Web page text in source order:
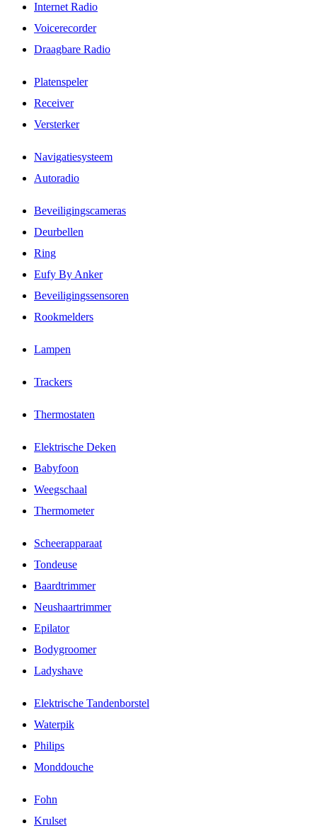
Internet Radio
Voicerecorder
Draagbare Radio
Platenspeler
Receiver
Versterker
Navigatiesysteem
Autoradio
Beveiligingscameras
Deurbellen
Ring
Eufy By Anker
Beveiligingssensoren
Rookmelders
Lampen
Trackers
Thermostaten
Elektrische Deken
Babyfoon
Weegschaal
Thermometer
Scheerapparaat
Tondeuse
Baardtrimmer
Neushaartrimmer
Epilator
Bodygroomer
Ladyshave
Elektrische Tandenborstel
Waterpik
Philips
Monddouche
Fohn
Krulset